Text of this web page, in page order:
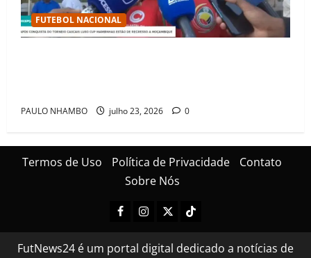
FUTEBOL NACIONAL
PAULO NHAMBO julho 23, 2026 0
Termos de Uso Política de Privacidade
Contato
Sobre Nós
FutNews24 é um portal digital dedicado a notícias de